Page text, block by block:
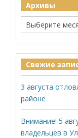
Архивы
Свежие
3 августа
районе
Внимание! 5
владельцев в